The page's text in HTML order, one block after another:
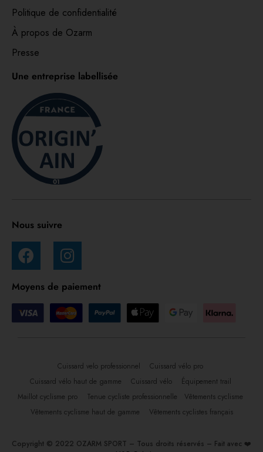
Politique de confidentialité
À propos de Ozarm
Presse
Une entreprise labellisée
Nous suivre
Moyens de paiement
Cuissard velo professionnel
Cuissard vélo pro
Cuissard vélo haut de gamme
Cuissard vélo
Équipement trail
Maillot cyclisme pro
Tenue cycliste professionnelle
Vêtements cyclisme
Vêtements cyclisme haut de gamme
Vêtements cyclistes français
Copyright © 2022 OZARM SPORT – Tous droits réservés – Fait avec ❤️